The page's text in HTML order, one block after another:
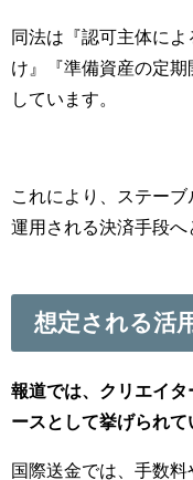
同法は『認可主体に
け』『準備資産の定
しています。
これにより、ステー
運用される決済手段へ
想定される活
報道では、クリエイ
ースとして挙げられて
国際送金では、手数